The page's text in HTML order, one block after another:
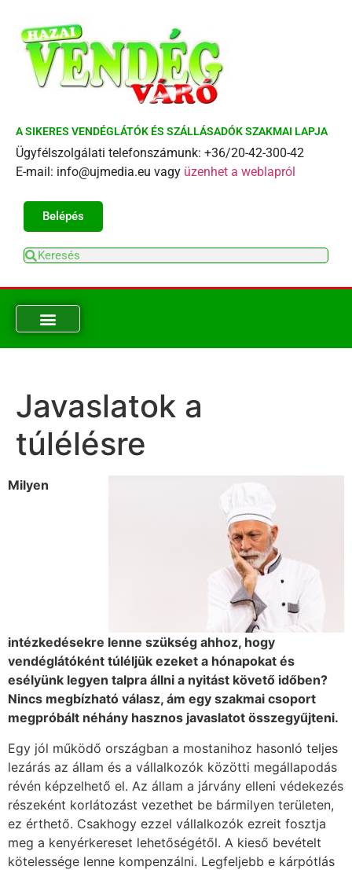
A SIKERES VENDÉGLÁTÓK ÉS SZÁLLÁSADÓK SZAKMAI LAPJA
Ügyfélszolgálati telefonszámunk: +36/20-42-300-42
E-mail: info@ujmedia.eu vagy üzenhet a weblapról
Belépés
Javaslatok a
túlélésre
Milyen
intézkedésekre lenne szükség ahhoz, hogy
vendéglátóként túléljük ezeket a hónapokat és
esélyünk legyen talpra állni a nyitást követő időben?
Nincs megbízható válasz, ám egy szakmai csoport
megpróbált néhány hasznos javaslatot összegyűjteni.
Egy jól működő országban a mostanihoz hasonló teljes
lezárás az állam és a vállalkozók közötti megállapodás
révén képzelhető el. Az állam a járvány elleni védekezés
részeként korlátozást vezethet be bármilyen területen,
ez érthető. Csakhogy ezzel vállalkozók ezreit fosztja
meg a kenyérkereset lehetőségétől. A kieső bevételt
kötelessége lenne kompenzálni. Legfeljebb e kárpótlás